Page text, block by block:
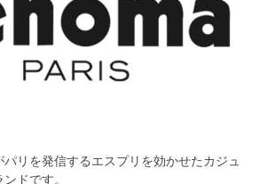
リを発信するエスプリを効かせたカジュ
ドです。